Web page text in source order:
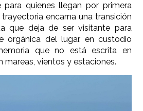
para quienes llegan por primera
encarna una transición
que deja de ser visitante para
orgánica del lugar, en custodio
que no está escrita en
mareas, vientos y estaciones.